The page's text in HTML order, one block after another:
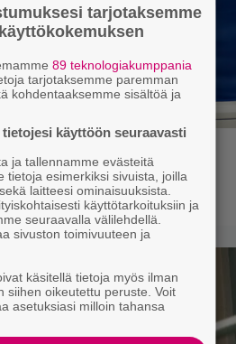
putkaan – mies
tarjotaksemme
89 teknologiakumppania
tarjotaksemme paremman
kohdentaaksemme sisältöä ja
käyttöön seuraavasti
ja tallennamme evästeitä
tietoja esimerkiksi sivuista, joilla
laitteesi ominaisuuksista.
käyttötarkoituksiin ja
seuraavalla välilehdellä.
sivuston toimivuuteen ja
käsitellä tietoja myös ilman
siihen oikeutettu peruste. Voit
asetuksiasi milloin tahansa